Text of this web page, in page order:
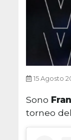
15 Agosto
Sono
torneo